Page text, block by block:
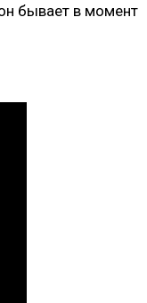
бывает в момент